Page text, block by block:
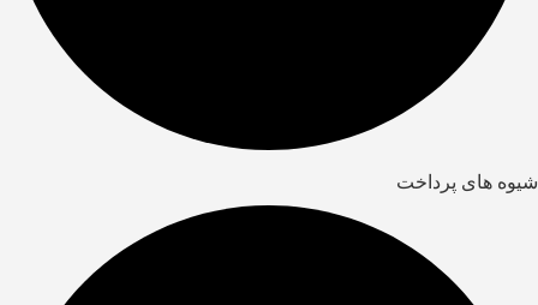
شیوه های پرداخت